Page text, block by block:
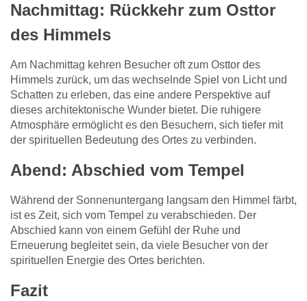
Nachmittag: Rückkehr zum Osttor
des Himmels
Am Nachmittag kehren Besucher oft zum Osttor des
Himmels zurück, um das wechselnde Spiel von Licht und
Schatten zu erleben, das eine andere Perspektive auf
dieses architektonische Wunder bietet. Die ruhigere
Atmosphäre ermöglicht es den Besuchern, sich tiefer mit
der spirituellen Bedeutung des Ortes zu verbinden.
Abend: Abschied vom Tempel
Während der Sonnenuntergang langsam den Himmel färbt,
ist es Zeit, sich vom Tempel zu verabschieden. Der
Abschied kann von einem Gefühl der Ruhe und
Erneuerung begleitet sein, da viele Besucher von der
spirituellen Energie des Ortes berichten.
Fazit